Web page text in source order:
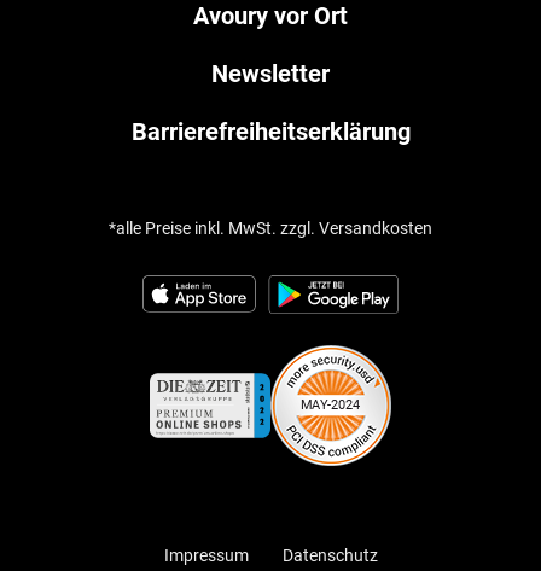
Avoury vor Ort
Newsletter
Barrierefreiheitserklärung
*alle Preise inkl. MwSt. zzgl. Versandkosten
Impressum Datenschutz